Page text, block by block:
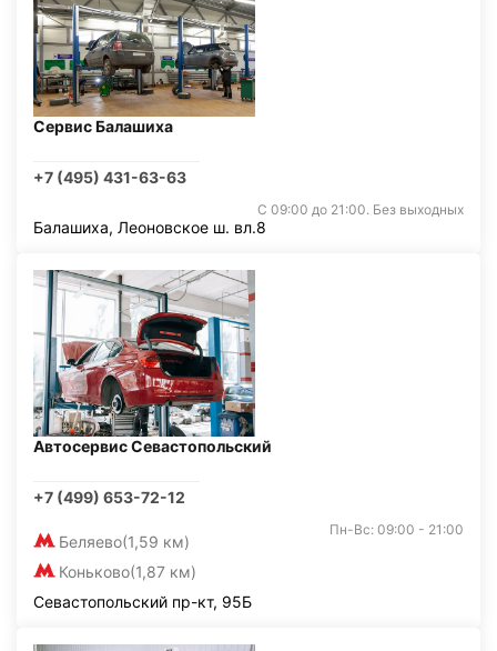
Сервис Балашиха
+7 (495) 431-63-63
С 09:00 до 21:00. Без выходных
Балашиха, Леоновское ш. вл.8
Автосервис Севастопольский
+7 (499) 653-72-12
Беляево(1,59 км)
Коньково(1,87 км)
Пн-Вс: 09:00 - 21:00
Севастопольский пр-кт, 95Б